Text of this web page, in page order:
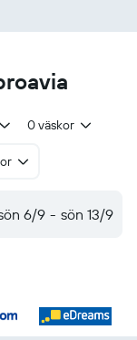
0 väskor
6/9 - sön 13/9